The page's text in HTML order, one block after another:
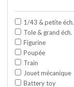
1/43 & petite éch.
Tole & grand éch.
Figurine
Poupée
Train
Jouet mécanique
Battery toy